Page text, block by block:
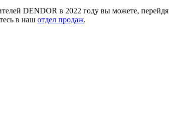
DENDOR в 2022 году вы можете, перейдя
в наш отдел продаж.